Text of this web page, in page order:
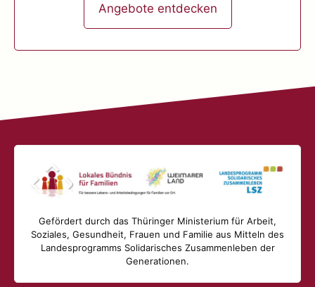
Angebote entdecken
Gefördert durch das Thüringer Ministerium für Arbeit,
Soziales, Gesundheit, Frauen und Familie aus Mitteln des
Landesprogramms Solidarisches Zusammenleben der
Generationen.